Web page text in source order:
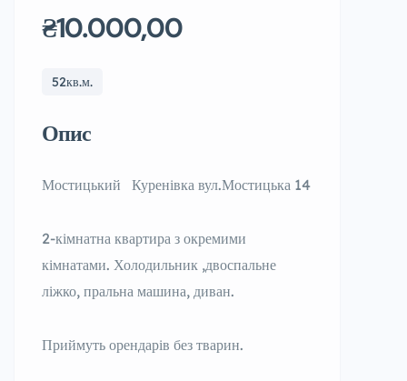
₴10.000,00
52кв.м.
Опис
Мостицький Куренівка вул.Мостицька 14
2-кімнатна квартира з окремими
кімнатами. Холодильник ,двоспальне
ліжко, пральна машина, диван.
Приймуть орендарів без тварин.